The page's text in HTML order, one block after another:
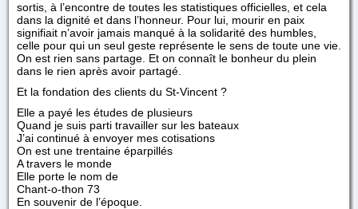
sortis, à l’encontre de toutes les statistiques officielles, et cela
dans la dignité et dans l’honneur. Pour lui, mourir en paix
signifiait n’avoir jamais manqué à la solidarité des humbles,
celle pour qui un seul geste représente le sens de toute une vie.
On est rien sans partage. Et on connaît le bonheur du plein
dans le rien après avoir partagé.
Et la fondation des clients du St-Vincent ?
Elle a payé les études de plusieurs
Quand je suis parti travailler sur les bateaux
J’ai continué à envoyer mes cotisations
On est une trentaine éparpillés
A travers le monde
Elle porte le nom de
Chant-o-thon 73
En souvenir de l’époque.